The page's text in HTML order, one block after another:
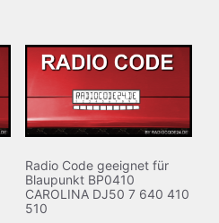
Radio Code geeignet für
Blaupunkt BP0410
CAROLINA DJ50 7 640 410
510